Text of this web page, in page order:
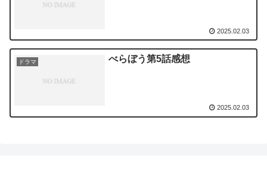
2025.02.03
ドラマ べらぼう第5話感想
2025.02.03